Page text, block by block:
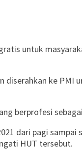
untuk
diserahkan ke PMI
berprofesi
dari pagi
HUT tersebut.